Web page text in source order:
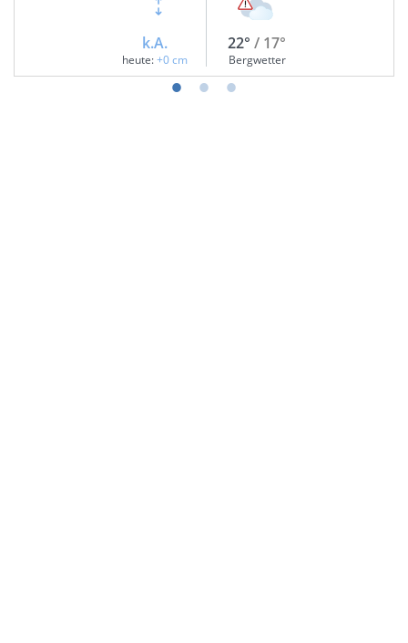
k.A.
heute:+0 cm
22° / 17°
Bergwetter